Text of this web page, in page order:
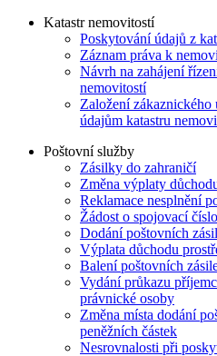
Katastr nemovitostí
Poskytování údajů z
Záznam práva k
Návrh na zahájení
nemovitostí
Založení
údajům katastru
Poštovní služby
Zásilky do zahraničí
Změna výplaty
Reklamace nesplnění
Žádost o spojovací
Dodání poštovních
Výplata důchodu
Balení poštovních
Vydání průkazu
právnické osoby
Změna místa dodání
peněžních částek
Nesrovnalosti při